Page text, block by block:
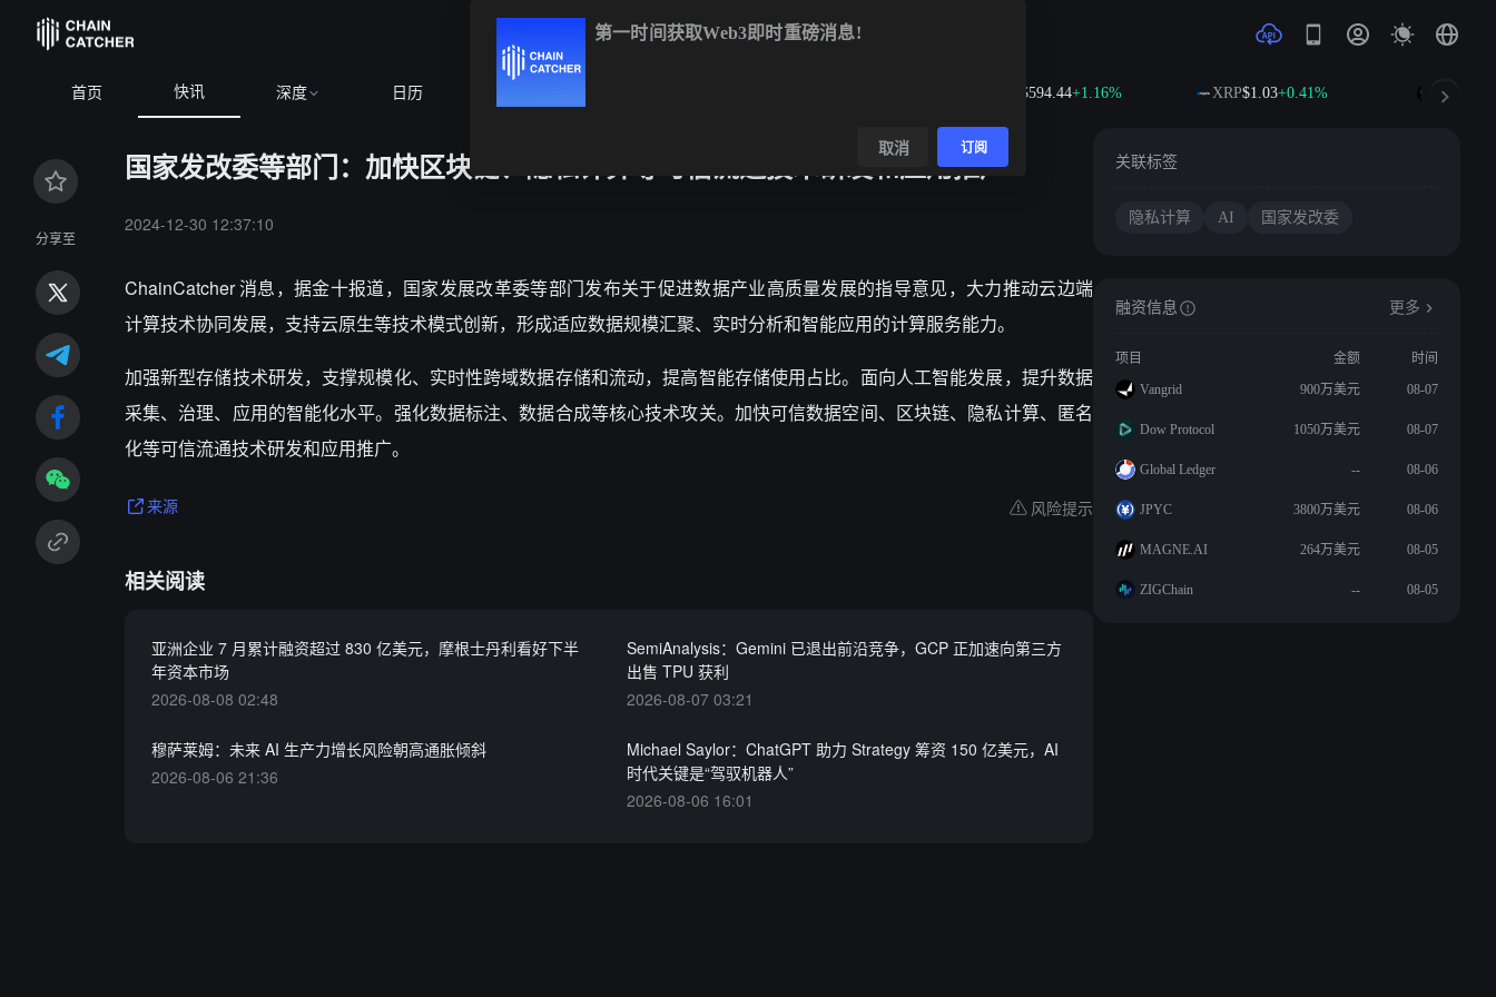
首页 快讯 深度 日历 $594.44+1.16% XRP$1.03+0.41% SOL
分享至
国家发改委等部门：加快区块链、隐私计算等可信流通技术研发和应用推广
2024-12-30 12:37:10
ChainCatcher 消息，据金十报道， 国家发展改革委等部门发布关于促进数据产业高质量发展的指导意见，大力推动云边端
计算技术协同发展，支持云原生等技术模式创新，形成适应数据规模汇聚、实时分析和智能应用的计算服务能力。
加强新型存储技术研发，支撑规模化、实时性跨域数据存储和流动，提高智能存储使用占比。面向人工智能发展，提升数据
采集、治理、应用的智能化水平。强化数据标注、数据合成等核心技术攻关。加快可信数据空间、区块链、隐私计算、匿名
化等可信流通技术研发和应用推广。
来源 风险提示
相关阅读
亚洲企业 7 月累计融资超过 830 亿美元，摩根士丹利看好下半
年资本市场
2026-08-08 02:48
SemiAnalysis：Gemini 已退出前沿竞争，GCP 正加速向第三方
出售 TPU 获利
2026-08-07 03:21
穆萨莱姆：未来 AI 生产力增长风险朝高通胀倾斜
2026-08-06 21:36
Michael Saylor：ChatGPT 助力 Strategy 筹资 150 亿美元，AI
时代关键是“驾驭机器人”
2026-08-06 16:01
关联标签
隐私计算 AI 国家发改委
融资信息 更多
项目 金额
时间
Vangrid
900万美元 08-07
Dow Protocol 1050万美元 08-07
Global Ledger -- 08-06
JPYC 3800万美元 08-06
MAGNE.AI 264万美元 08-05
ZIGChain -- 08-05
第一时间获取Web3即时重磅消息!
取消 订阅